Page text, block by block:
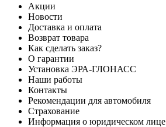
Акции
Новости
Доставка и оплата
Возврат товара
Как сделать заказ?
О гарантии
Установка ЭРА-ГЛОНАСС
Наши работы
Контакты
Рекомендации для автомобиля
Страхование
Информация о юридическом лице